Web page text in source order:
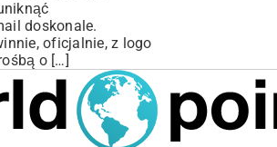
doskonale.
oficjalnie, z logo
o […]